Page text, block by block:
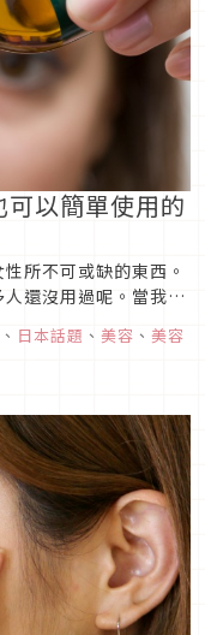
可以簡單使用的
所不可或缺的東西。
還沒用過呢。當我們
這樣的形容詞對於沒
燥，肌膚容易出問題
、 日本話題 、 美容 、 美容